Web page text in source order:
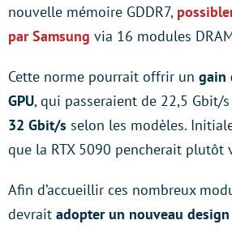
nouvelle mémoire GDDR7,
par Samsung via 16 modules
Cette norme pourrait offrir un gain
GPU, qui passeraient de 22,5 Gbit/s
32 Gbit/s selon les modèles.
que la RTX 5090 pencherait plutôt
Afin d’accueillir ces nombreux
devrait adopter un nouveau design